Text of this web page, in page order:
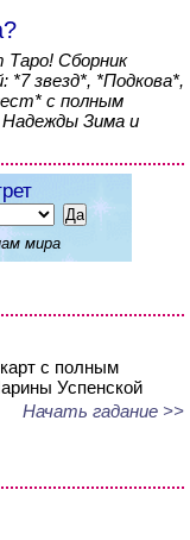
Сборник
*7 звезд*, *Подкова*,
с полным
Надежды Зима и
мира
с полным
Успенской
Начать гадание >>